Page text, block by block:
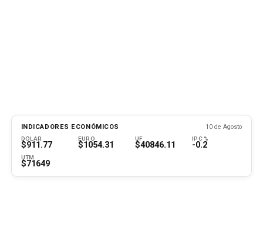
INDICADORES ECONÓMICOS 10 de Agosto
DÓLAR
$911.77
EURO
$1054.31
UF
$40846.11
IPC %
-0.2
UTM
$71649